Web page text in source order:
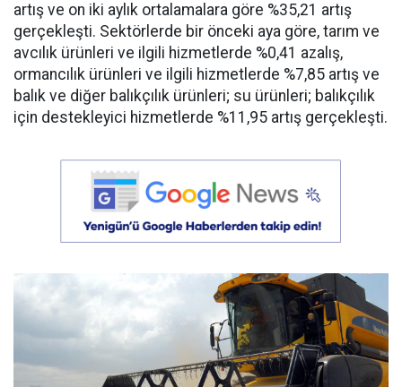
artış ve on iki aylık ortalamalara göre %35,21 artış
gerçekleşti. Sektörlerde bir önceki aya göre, tarım ve
avcılık ürünleri ve ilgili hizmetlerde %0,41 azalış,
ormancılık ürünleri ve ilgili hizmetlerde %7,85 artış ve
balık ve diğer balıkçılık ürünleri; su ürünleri; balıkçılık
için destekleyici hizmetlerde %11,95 artış gerçekleşti.